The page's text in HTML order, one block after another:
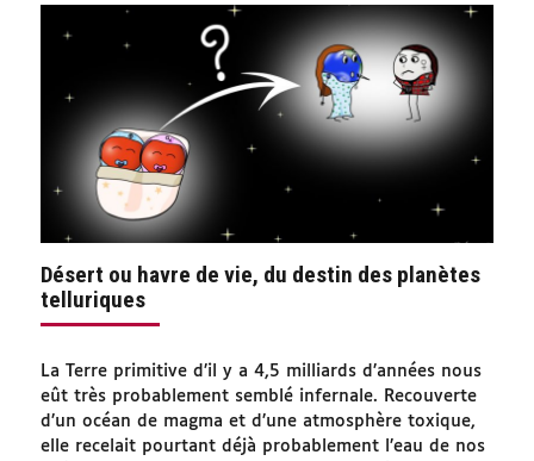
Désert ou havre de vie, du destin des planètes
telluriques
La Terre primitive d’il y a 4,5 milliards d’années nous
eût très probablement semblé infernale. Recouverte
d’un océan de magma et d’une atmosphère toxique,
elle recelait pourtant déjà probablement l’eau de nos